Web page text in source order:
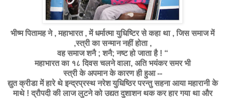
भीष्म पितामह ने , महाभारत , में धर्मात्मा युधिष्टिर से कहा था , जिस समाज में
,स्त्री का सन्मान नहीं होता ,
वह समाज शनै ; शनै; नष्ट हो जाता है ! “
महाभारत का १८ दिवस चलने वाला, अति भयंकर समर भी
स्त्री के अपमान के कारण ही हुआ --
द्युत क्रीडा में हारे थे इन्द्रप्रस्थ नरेश युधिष्ठिर परन्तु सहना आया महारानी के
माथे ! द्रौपदी की लाज लुटने को उद्यत दुशाशन थक कर हार गया था और